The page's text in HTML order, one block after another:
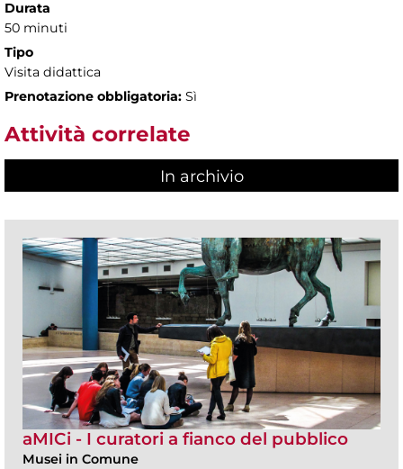
Durata
50 minuti
Tipo
Visita didattica
Prenotazione obbligatoria: Sì
Attività correlate
In archivio
aMICi - I curatori a fianco del pubblico
Musei in Comune